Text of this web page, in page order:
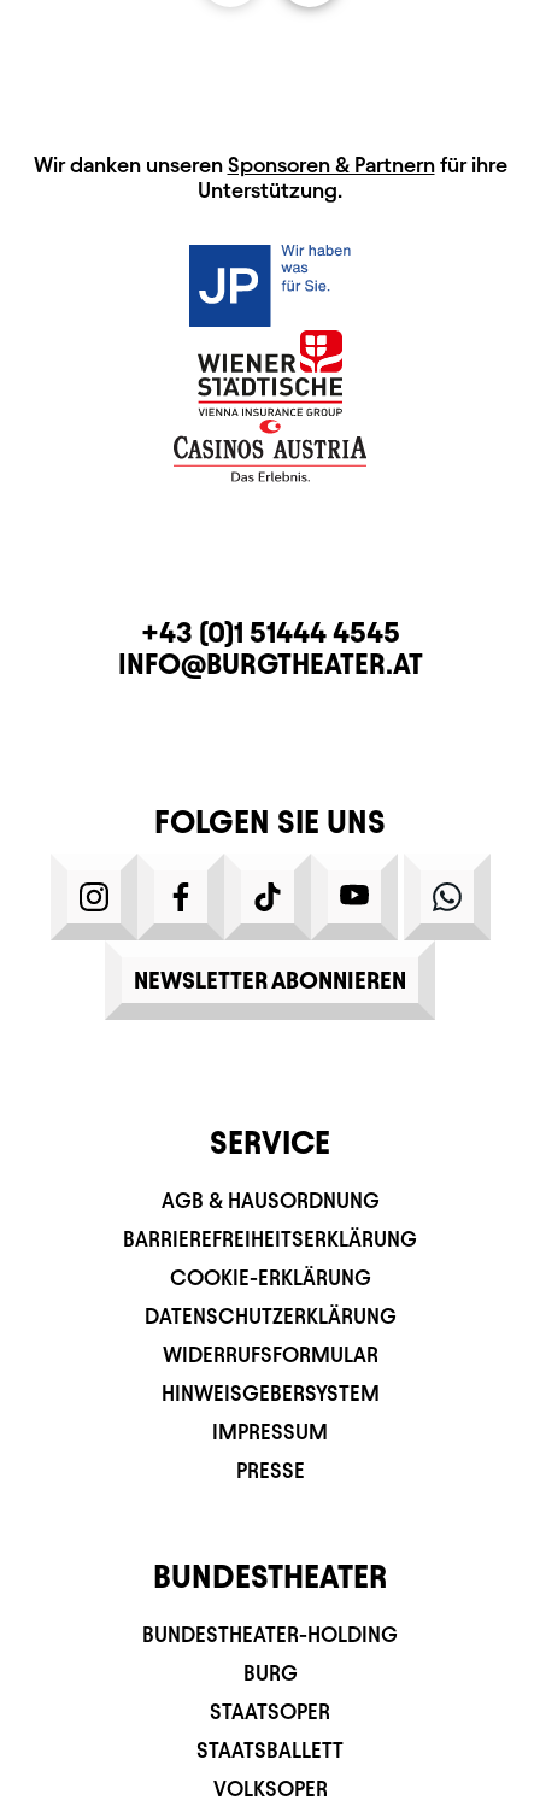
HAUPTSPONSOREN
Wir danken unseren Sponsoren & Partnernfür ihre
Unterstützung.
KONTAKTTELEFON
+43 (0)1 51444 4545
E-MAIL
INFO@BURGTHEATER.AT
FOLGEN SIE UNS
INSTAGRAMFACEBOOKTIKTOK YOUTUBE
NEWSLETTER ABONNIEREN
SERVICE
AGB & HAUSORDNUNG
BARRIEREFREIHEITSERKLÄRUNG
COOKIE-ERKLÄRUNG
DATENSCHUTZERKLÄRUNG
WIDERRUFSFORMULAR
HINWEISGEBERSYSTEM
IMPRESSUM
PRESSE
BUNDESTHEATER
BUNDESTHEATER-HOLDING
BURG
STAATSOPER
STAATSBALLETT
VOLKSOPER